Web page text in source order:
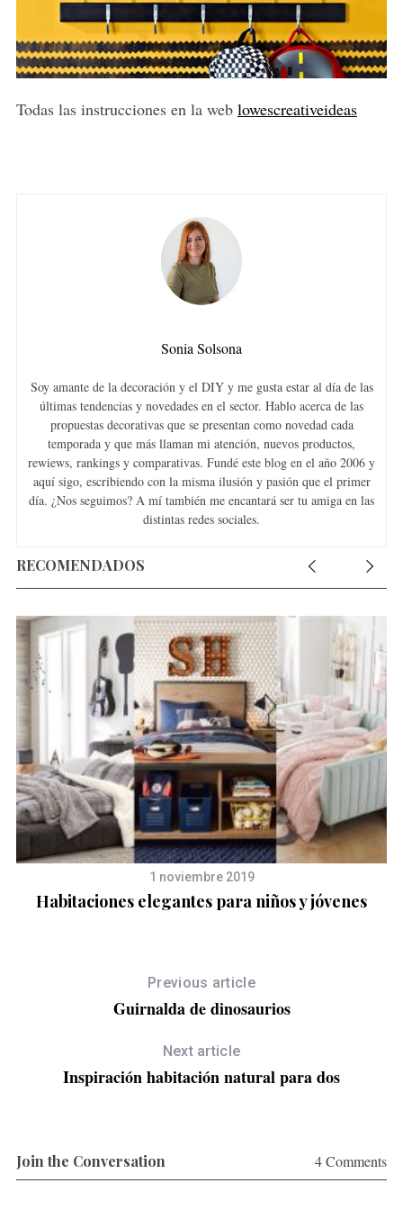
Todas las instrucciones en la web lowescreativeideas
Sonia Solsona
Soy amante de la decoración y el DIY y me gusta estar al día de las
últimas tendencias y novedades en el sector. Hablo acerca de las
propuestas decorativas que se presentan como novedad cada
temporada y que más llaman mi atención, nuevos productos,
rewiews, rankings y comparativas. Fundé este blog en el año 2006 y
aquí sigo, escribiendo con la misma ilusión y pasión que el primer
día. ¿Nos seguimos? A mí también me encantará ser tu amiga en las
distintas redes sociales.
RECOMENDADOS
1 noviembre 2019
Habitaciones elegantes para niños y jóvenes
Previous article
Guirnalda de dinosaurios
Next article
Inspiración habitación natural para dos
Join the Conversation 4 Comments